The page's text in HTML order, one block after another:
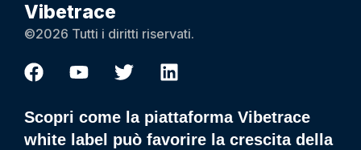
Vibetrace
©2026 Tutti i diritti riservati.
Scopri come la piattaforma Vibetrace
white label può favorire la crescita della